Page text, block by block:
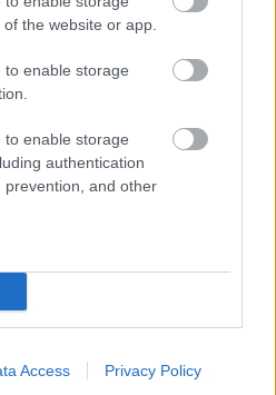
the website or app.
to enable storage
to enable storage
authentication
and other
Access Privacy Policy
útjában volt az új
lajos médiapiac
mészáros lőrinc
Brüsszeltől a Putyin-